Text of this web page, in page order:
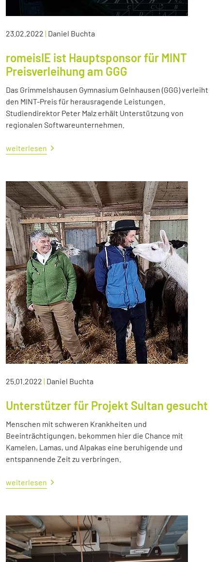
23.02.2022 | Daniel Buchta
romeisIE ist Hauptsponsor für MINT
Preisverleihung am GGG
Das Grimmelshausen Gymnasium Gelnhausen (GGG) verleiht
den MINT-Preis für herausragende Leistungen.
Studiendirektor Peter Malz erhält Unterstützung von
regionalen Softwareunternehmen.
weiterlesen
25.01.2022 | Daniel Buchta
Unterstützer für Projekt Sultan gesucht
Menschen mit schweren Krankheiten und
Beeinträchtigungen, bekommen hier die Chance mit
Kamelen, Lamas, und Alpakas eine beruhigende und
entspannende Zeit zu verbringen.
weiterlesen